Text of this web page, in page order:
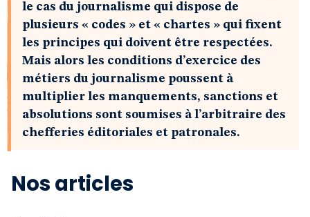
le cas du journalisme qui dispose de
plusieurs « codes » et « chartes » qui fixent
les principes qui doivent être respectées.
Mais alors les conditions d’exercice des
métiers du journalisme poussent à
multiplier les manquements, sanctions et
absolutions sont soumises à l’arbitraire des
chefferies éditoriales et patronales.
Nos articles